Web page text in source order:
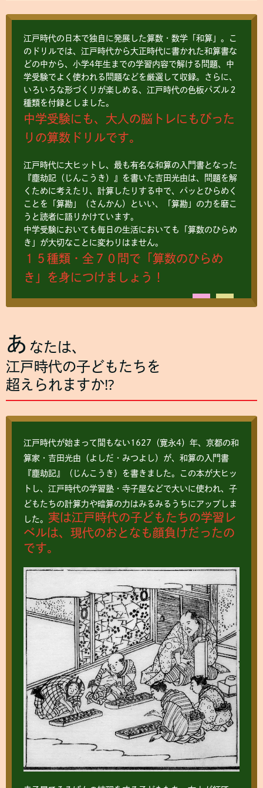
江戸時代の日本で独自に発展した算数・数学「和算」。こ
のドリルでは、江戸時代から大正時代に書かれた和算書な
どの中から、小学4年生までの学習内容で解ける問題、中
学受験でよく使われる問題などを厳選して収録。さらに、
いろいろな形づくりが楽しめる、江戸時代の色板パズル２
種類を付録としました。
中学受験にも、大人の脳トレにもぴった
りの算数ドリルです。
江戸時代に大ヒットし、最も有名な和算の入門書となった
『塵劫記（じんこうき）』を書いた吉田光由は、問題を解
くために考えたり、計算したりする中で、パッとひらめく
こ とを「算勘」（さんかん）といい、「算勘」の力を磨こ
うと読者に語りかけています。
中学受験においても毎日の生活においても「算数のひらめ
き」が大切なことに変わりはません。
１５種類・全７０問で「算数のひらめ
き」を身につけましょう！
あ なたは、
江戸時代の子どもたちを
超えられますか⁉
江戸時代が始まって間もない1627（寛永4）年、京都の和
算家・吉田光由（よしだ・みつよし）が、和算の入門書
『塵劫記』（じんこうき）を書きました。この本が大ヒッ
トし、江戸時代の学習塾・寺子屋などで大いに使われ、子
どもたちの計算力や暗算の力はみるみるうちにアップしま
した。 実は江戸時代の子どもたちの学習レ
ベルは、現代のおとなも顔負けだったの
です。